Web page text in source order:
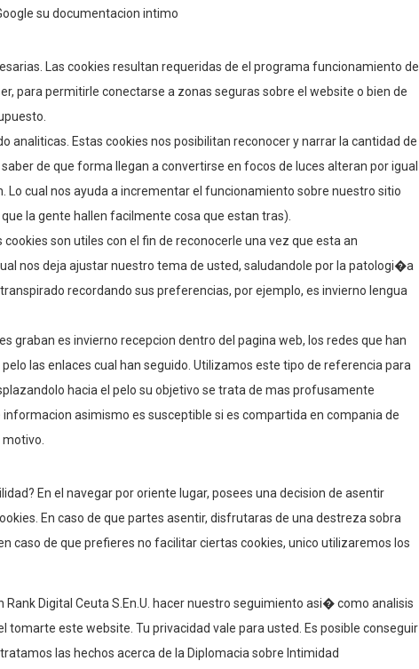
su documentacion intimo
Las cookies resultan requeridas de el programa funcionamiento de
para permitirle conectarse a zonas seguras sobre el website o bien de
analiticas. Estas cookies nos posibilitan reconocer y narrar la cantidad de
de que forma llegan a convertirse en focos de luces alteran por igual
cual nos ayuda a incrementar el funcionamiento sobre nuestro sitio
la gente hallen facilmente cosa que estan tras).
son utiles con el fin de reconocerle una vez que esta an
nos deja ajustar nuestro tema de usted, saludandole por la patologi�a
recordando sus preferencias, por ejemplo, es invierno lengua
graban es invierno recepcion dentro del pagina web, los redes que han
las enlaces cual han seguido. Utilizamos este tipo de referencia para
hacia el pelo su objetivo se trata de mas profusamente
asimismo es susceptible si es compartida en compania de
motivo.
En el navegar por oriente lugar, posees una decision de asentir
En caso de que partes asentir, disfrutaras de una destreza sobra
caso de que prefieres no facilitar ciertas cookies, unico utilizaremos los
Rank Digital Ceuta S.En.U. hacer nuestro seguimiento asi� como analisis
este website. Tu privacidad vale para usted. Es posible conseguir
las hechos acerca de la Diplomacia sobre Intimidad